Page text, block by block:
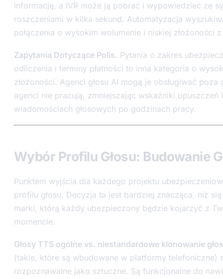
informację, a IVR może ją pobrać i wypowiedzieć ze
roszczeniami w kilka sekund. Automatyzacja
połączenia o wysokim wolumenie i niskiej złożoności
Zapytania Dotyczące Polis. Pytania o zakres
odliczenia i terminy płatności to inna kategoria o
złożoności. Agenci głosu AI mogą je obsługiwać
agenci nie pracują, zmniejszając wskaźniki opuszczeń
wiadomościach głosowych po godzinach pracy.
Wybór Profilu Głosu: Budowanie
Punktem wyjścia dla każdego projektu
profilu głosu. Decyzja ta jest bardziej znacząca, niż
marki, którą każdy ubezpieczony będzie kojarzyć z
momencie.
Głosy TTS ogólne vs. niestandardowe klonowanie
(takie, które są wbudowane w platformy telefoniczne)
rozpoznawalne jako sztuczne. Są funkcjonalne do